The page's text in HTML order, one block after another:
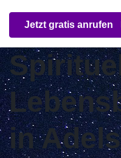
Jetzt gratis anrufen
in